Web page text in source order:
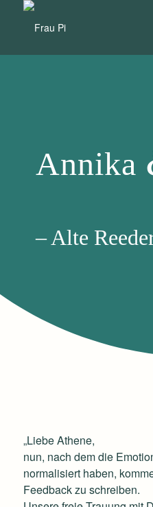
Annika
– Alte
„Liebe Athene,
nun, nach dem die
normalisiert haben,
Feedback zu schreiben.